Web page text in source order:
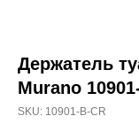
Держатель
Murano
SKU: 10901-B-CR